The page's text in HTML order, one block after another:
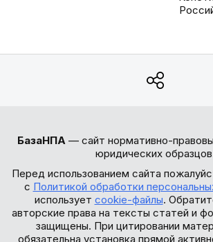
БазаНПА — сайт нормативно-
юридических
Перед использованием сайта
с Политикой обработки
использует cookie-файлы.
авторские права на тексты статей и
защищены. При цитировании
обязательна установка прямой